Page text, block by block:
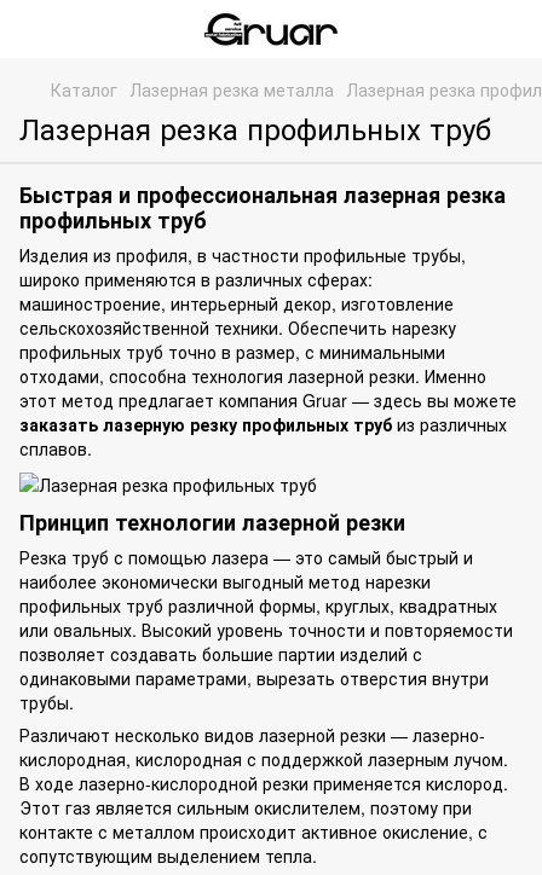
Каталог Лазерная резка металла Лазерная резка
Лазерная резка профильных труб
Быстрая и профессиональная лазерная резка
профильных труб
Изделия из профиля, в частности профильные трубы,
широко применяются в различных сферах:
машиностроение, интерьерный декор, изготовление
сельскохозяйственной техники. Обеспечить нарезку
профильных труб точно в размер, с минимальными
отходами, способна технология лазерной резки. Именно
этот метод предлагает компания Gruar — здесь вы можете
заказать лазерную резку профильных труб из различных
сплавов.
Принцип технологии лазерной резки
Резка труб с помощью лазера — это самый быстрый и
наиболее экономически выгодный метод нарезки
профильных труб различной формы, круглых, квадратных
или овальных. Высокий уровень точности и повторяемости
позволяет создавать большие партии изделий с
одинаковыми параметрами, вырезать отверстия внутри
трубы.
Различают несколько видов лазерной резки — лазерно-
кислородная, кислородная с поддержкой лазерным лучом.
В ходе лазерно-кислородной резки применяется кислород.
Этот газ является сильным окислителем, поэтому при
контакте с металлом происходит активное окисление, с
сопутствующим выделением тепла.